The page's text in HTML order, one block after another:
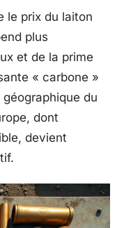
le prix du laiton
plus
et de la prime
« carbone »
géographique du
dont
devient